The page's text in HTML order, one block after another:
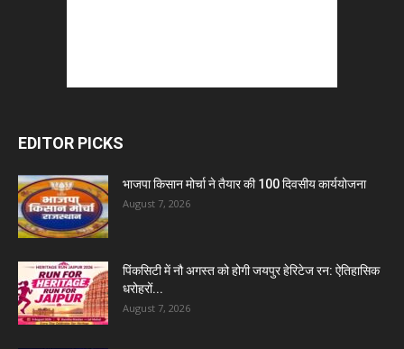
EDITOR PICKS
भाजपा किसान मोर्चा ने तैयार की 100 दिवसीय कार्ययोजना
August 7, 2026
पिंकसिटी में नौ अगस्त को होगी जयपुर हेरिटेज रन: ऐतिहासिक
धरोहरों...
August 7, 2026